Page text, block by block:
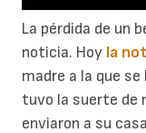
La pérdida de un
noticia. Hoy la
madre a la que
tuvo la suerte de
enviaron a su